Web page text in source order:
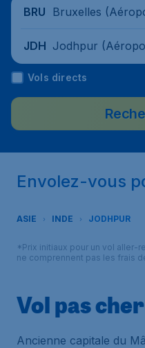
BRU Bruxelles
JDH Jodhpur
Vols directs
Envolez-vous
ASIE INDE JODHPUR
*Prix initiaux pour un vol aller-
ne comprennent pas les frais
Vol pas
Ancienne capitale du